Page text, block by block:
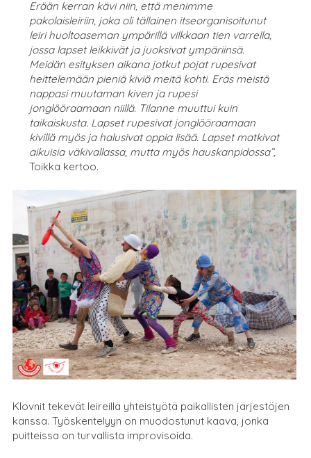
Erään kerran kävi niin, että menimme
pakolaisleiriin, joka oli tällainen itseorganisoitunut
leiri huoltoaseman ympärillä vilkkaan tien varrella,
jossa lapset leikkivät ja juoksivat ympäriinsä.
Meidän esityksen aikana jotkut pojat rupesivat
heittelemään pieniä kiviä meitä kohti. Eräs meistä
nappasi muutaman kiven ja rupesi
jonglööraamaan niillä. Tilanne muuttui kuin
taikaiskusta. Lapset rupesivat jonglööraamaan
kivillä myös ja halusivat oppia lisää. Lapset matkivat
aikuisia väkivallassa, mutta myös hauskanpidossa”,
Toikka kertoo.
Klovnit tekevät leireillä yhteistyötä paikallisten järjestöjen
kanssa. Työskentelyyn on muodostunut kaava, jonka
puitteissa on turvallista improvisoida.